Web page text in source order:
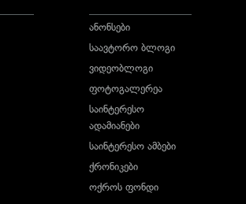
ანონსები
საავტორო ბლოგი
ვიდეობლოგი
ფოტოგალერეა
საინტერესო
ადამიანები
საინტერესო ამბები
ქრონიკები
ოქროს ფონდი